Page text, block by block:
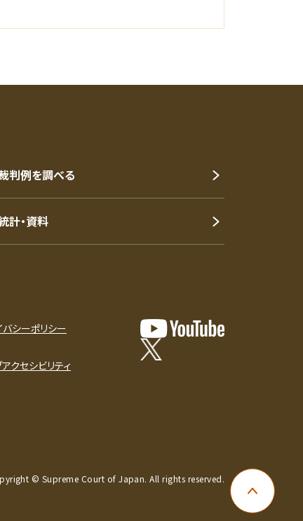
ページ上
判例を調べる
計・資料
バシーポリシー
アクセシビリティ
© Supreme Court of Japan. All rights reserved.